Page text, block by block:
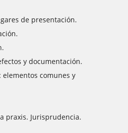
de presentación.
y documentación.
elementos comunes y
praxis. Jurisprudencia.